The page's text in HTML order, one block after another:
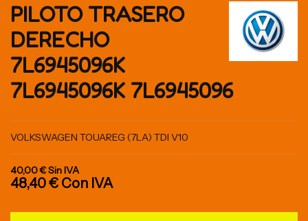
PILOTO TRASERO
DERECHO
7L6945096K
7L6945096K 7L6945096
VOLKSWAGEN TOUAREG (7LA) TDI V10
40,00 €Sin IVA
48,40 € Con IVA